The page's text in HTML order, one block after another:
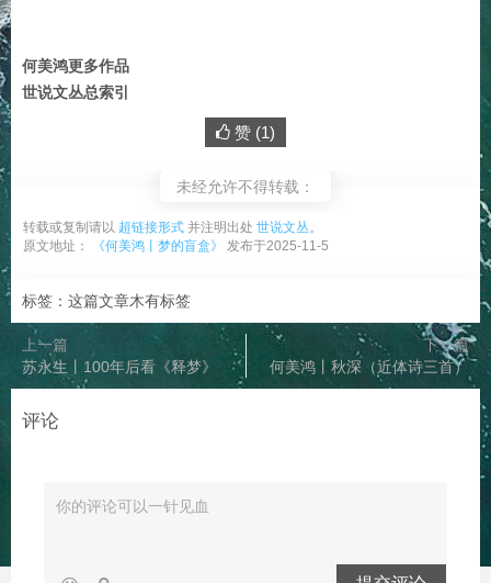
何美鸿更多作品
世说文丛总索引
赞 (1)
未经允许不得转载：
转载或复制请以 超链接形式 并注明出处 世说文丛。
原文地址：
《何美鸿丨梦的盲盒》 发布于2025-11-5
标签：这篇文章木有标签
上一篇
苏永生丨100年后看《释梦》
下一篇
何美鸿丨秋深（近体诗三首）
评论